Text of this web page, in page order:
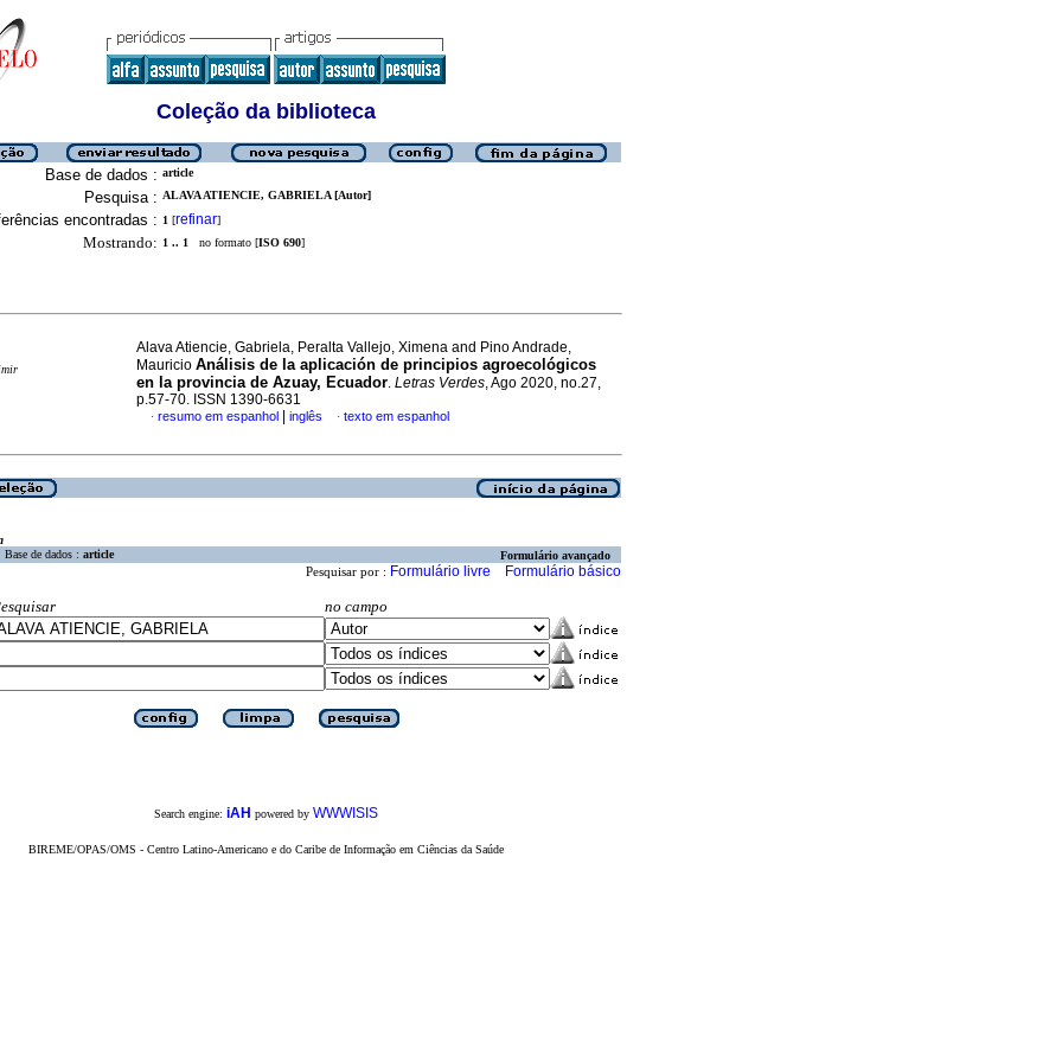
Coleção da biblioteca
Base de dados : article
Pesquisa : ALAVA ATIENCIE, GABRIELA [Autor]
encontradas : 1 [refinar]
Mostrando: 1 .. 1 no formato [ISO 690]
Alava Atiencie, Gabriela, Peralta Vallejo, Ximena and Pino Andrade,
Mauricio Análisis de la aplicación de principios agroecológicos
en la provincia de Azuay, Ecuador. Letras Verdes, Ago 2020, no.27,
p.57-70. ISSN 1390-6631
· resumo em espanhol inglês · texto em espanhol
Base de dados : article Formulário avançado
Pesquisar por : Formulário livre Formulário básico
no campo
Search engine: iAH powered by WWWISIS
BIREME/OPAS/OMS - Centro Latino-Americano e do Caribe de Informação em Ciências da Saúde